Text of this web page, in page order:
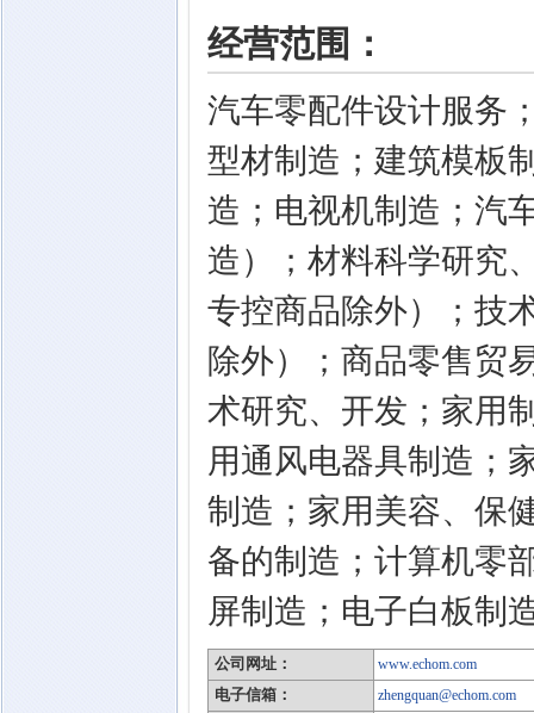
经营范围：
汽车零配件设计服务
型材制造；建筑模板
造；电视机制造；汽
造）；材料科学研究
专控商品除外）；技
除外）；商品零售贸
术研究、开发；家用
用通风电器具制造；
制造；家用美容、保
备的制造；计算机零
屏制造；电子白板制
公司网址： www.echom.com
电子信箱： zhengquan@echom.com